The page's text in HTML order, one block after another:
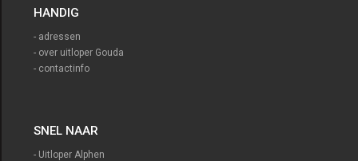
HANDIG
- adressen
- over uitloper Gouda
- contactinfo
SNEL NAAR
- Uitloper Alphen